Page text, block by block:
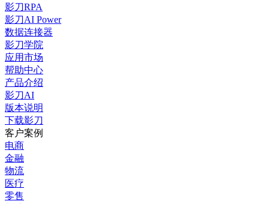
影刀RPA
影刀AI Power
数据连接器
影刀学院
应用市场
帮助中心
产品介绍
影刀AI
版本说明
下载影刀
客户案例
电商
金融
物流
医疗
零售